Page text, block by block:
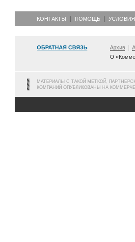
КОНТАКТЫ ПОМОЩЬ
ОБРАТНАЯ СВЯЗЬ Архив
О
МАТЕРИАЛЫ С ТАКОЙ МЕТКОЙ,
КОМПАНИЙ ОПУБЛИКОВАНЫ НА